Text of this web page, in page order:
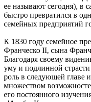
ее называют сегодня), в
быстро превратился в
семейных предприятий
К 1830 году семейное
Франческо II, сына
Благодаря своему
уму и подлинной
роль в следующей главе
множеством
его постоянного